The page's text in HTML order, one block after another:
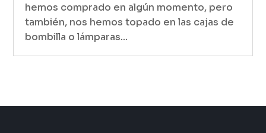
hemos comprado en algún momento, pero
también, nos hemos topado en las cajas de
bombilla o lámparas...